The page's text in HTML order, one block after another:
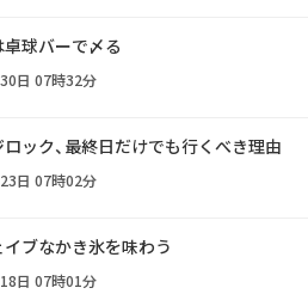
球バーで〆る
日 07時32分
ック、最終日だけでも行くべき理由
日 07時02分
ブなかき氷を味わう
日 07時01分